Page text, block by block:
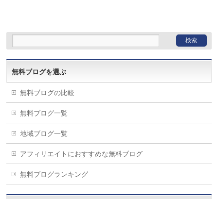
無料ブログを選ぶ
無料ブログの比較
無料ブログ一覧
地域ブログ一覧
アフィリエイトにおすすめな無料ブログ
無料ブログランキング